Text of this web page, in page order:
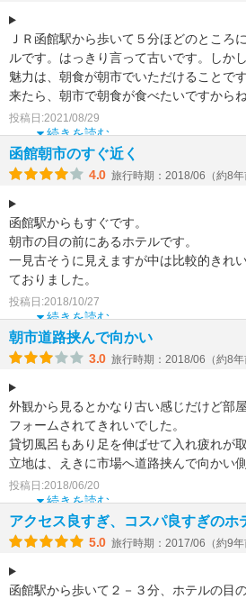
ＪＲ函館駅から歩いて５分ほどのところ
ルです。はっきり言って古いです。しか
魅力は、朝食が朝市でいただけることで
来たら、朝市で朝食が食べたいですから
食堂など人気の食
続きを読む
投稿日:2021/08/29
函館朝市のすぐ近く
4.0 旅行時期：2018/06（約8年
函館駅からもすぐです。
朝市の目の前にあるホテルです。
一見古そうに見えますが中は比較的きれ
ておりました。
他のホテルと連泊しましたがコスパが良か
このホテルでした。
スタッフ
続きを読む
投稿日:2018/10/27
朝市道路挟んで向かい
3.0 旅行時期：2018/06（約8年
外観から見るとかなり古い感じだけど部
フォームされてきれいでした。
貸切風呂もあり足を伸ばせて入れ疲れが取
立地は、えきに市場へ道路挟んで向かい
んの姿も部屋から見えました
続きを読む
投稿日:2018/06/20
アクセス良すぎ、コスパ良すぎのホ
5.0 旅行時期：2017/06（約9年
函館駅から歩いて２－３分、ホテルの目